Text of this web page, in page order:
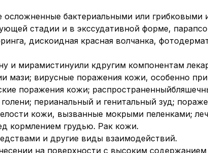
бактериальными или грибковыми
стадии и в экссудативной форме,
дискоидная красная волчанка,
и мирамистинуили кдругим компонентам
мази; вирусные поражения кожи, особенно
поражения кожи;
перианальный и генитальный зуд;
кожи, вызванные мокрыми пеленками;
кормлением грудью. Рак кожи.
и другие виды взаимодействий.
на поверхности с высоким